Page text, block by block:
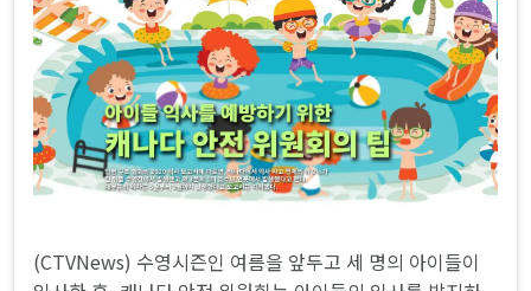
(CTVNews) 수영시즌인 여름을 앞두고 세 명의 아이들이